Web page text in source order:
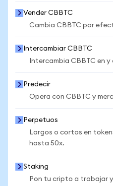
Vender CBBTC
Cambia CBBTC por
Intercambiar CBBTC
Intercambia CBBTC en
Predecir
Opera con CBBTC y
Perpetuos
Largos o cortos en
hasta 50x.
Staking
Pon tu cripto a trabajar